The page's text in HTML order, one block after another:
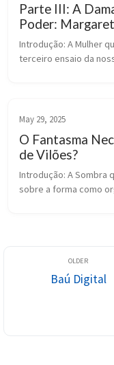
Parte III: A
Poder:
Feminino
Introdução: A Mulher
terceiro ensaio da
May 29, 2025
O Fantasma
de Vilões?
Introdução: A Sombra
sobre a forma como
Baú Digital